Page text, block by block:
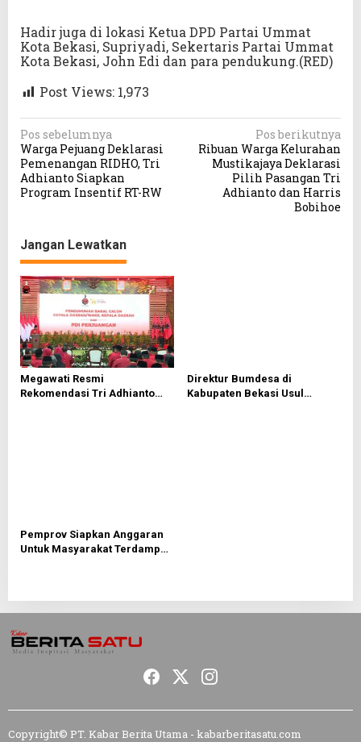
Hadir juga di lokasi Ketua DPD Partai Ummat
Kota Bekasi, Supriyadi, Sekertaris Partai Ummat
Kota Bekasi, John Edi dan para pendukung.(RED)
Post Views: 1,973
N
a
v
i
a
s
i
p
o
s
Pos sebelumnya
Warga Pejuang Deklarasi
Pemenangan RIDHO, Tri
Adhianto Siapkan
Program Insentif RT-RW
Pos berikutnya
Ribuan Warga Kelurahan
Mustikajaya Deklarasi
Pilih Pasangan Tri
Adhianto dan Harris
Bobihoe
Jangan Lewatkan
Megawati Resmi
Rekomendasi Tri Adhianto
Direktur Bumdesa di
Kabupaten Bekasi Usul
Pemprov Siapkan Anggaran
Untuk Masyarakat Terdampak
Copyright© PT. Kabar Berita Utama - kabarberitasatu.com